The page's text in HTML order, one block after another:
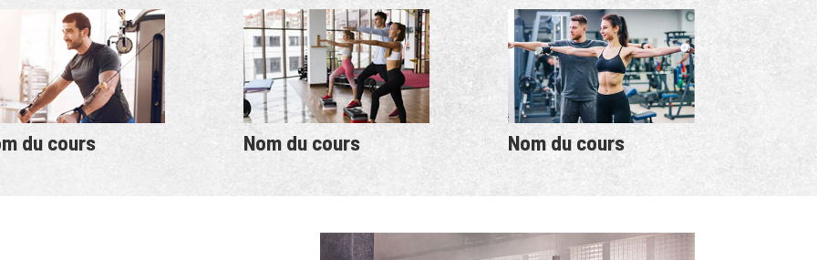
du cours Nom du cours Nom du cours